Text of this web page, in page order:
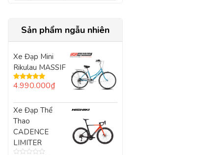
Sản phẩm ngẫu nhiên
Xe Đạp Mini
Rikulau MASSIF
Được xếp
4.990.000₫
Xe Đạp Thể
Thao
CADENCE
LIMITER